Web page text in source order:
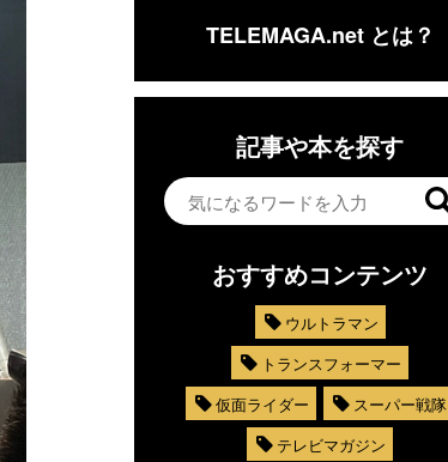
TELEMAGA.net とは？
記事や本を探す
おすすめコンテンツ
ウルトラマン
トランスフォーマー
仮面ライダー
スーパー戦隊
テレビマガジン